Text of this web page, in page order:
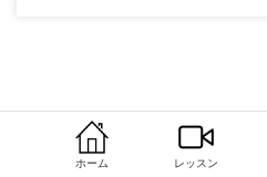
ホーム レッスン